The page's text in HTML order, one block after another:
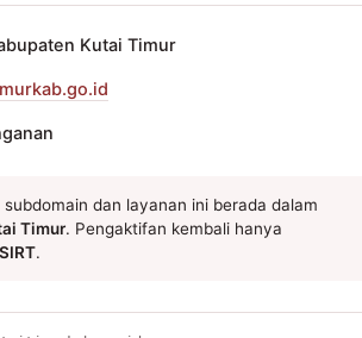
Kutai Timur
dan layanan ini berada dalam
Timur. Pengaktifan kembali hanya
.